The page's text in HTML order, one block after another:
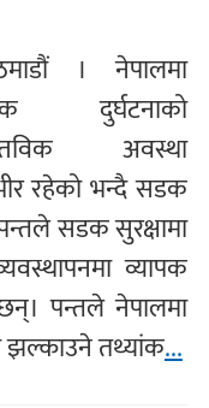
। नेपालमा
दुर्घटनाको
अवस्था
रहेको भन्दै सडक
सडक सुरक्षामा
व्यापक
पन्तले नेपालमा
झल्काउने तथ्यांक...